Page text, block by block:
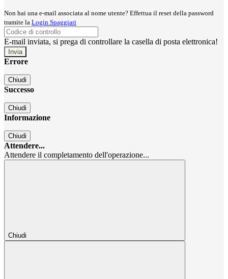
Non hai una e-mail associata al nome utente? Effettua il reset della password
tramite la Login Spaggiari
E-mail inviata, si prega di controllare la casella di posta elettronica!
Errore
Chiudi
Successo
Chiudi
Informazione
Chiudi
Attendere...
Attendere il completamento dell'operazione...
Chiudi